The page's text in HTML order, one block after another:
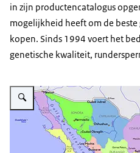
in zijn productencatalogus
mogelijkheid heeft om de
kopen. Sinds 1994 voert het
genetische kwaliteit,
Vergroot afbeelding